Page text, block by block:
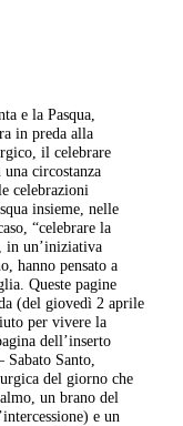
e la Pasqua,
in preda alla
il celebrare
circostanza
celebrazioni
insieme, nelle
“celebrare la
in un’iniziativa
hanno pensato a
Queste pagine
(del giovedì 2 aprile
per vivere la
dell’inserto
Santo,
del giorno che
un brano del
e un